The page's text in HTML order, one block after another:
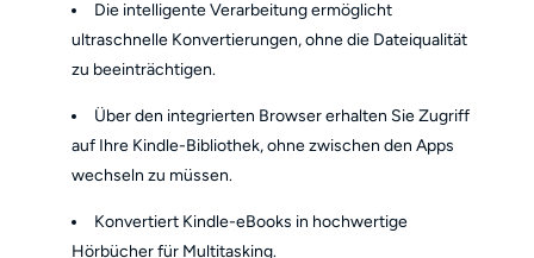
Die intelligente Verarbeitung ermöglicht
ultraschnelle Konvertierungen, ohne die Dateiqualität
zu beeinträchtigen.
Über den integrierten Browser erhalten Sie Zugriff
auf Ihre Kindle-Bibliothek, ohne zwischen den Apps
wechseln zu müssen.
Konvertiert Kindle-eBooks in hochwertige
Hörbücher für Multitasking.